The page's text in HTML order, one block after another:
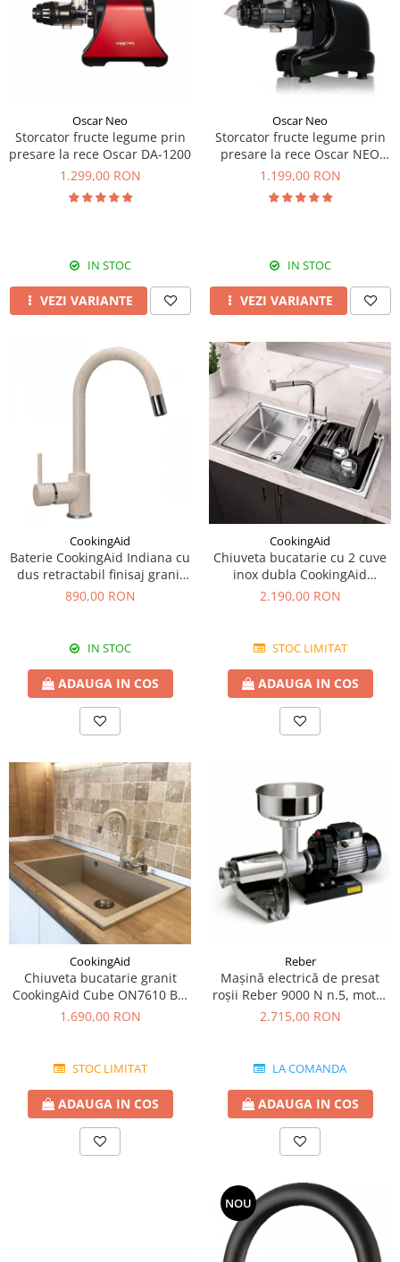
chiuvete
Accesorii chiuvete bucatarie
Gratar protectie chiuveta
Tocatoare lemn si sticla
Sisteme de scurgere si cleme
Tavita scurgere vase/legume/fructe
Dispenser detergent
Rasnite de cafea
Roboti de bucatarie
Combine frigorifice
Espressoare cafea
Aparate de gatit-aragazuri
Seturi Electrocasnice
Termostate si senzori Livolo
Sonerii electrice
Construieste singur
Panouri si rame
Oscar Neo
Storcator fructe legume prin
presare la rece Oscar DA-1200
1.299,00 RON
IN STOC
VEZI VARIANTE
Oscar Neo
Storcator fructe legume prin
presare la rece Oscar NEO
DA1000
1.199,00 RON
IN STOC
VEZI VARIANTE
CookingAid
Baterie CookingAid Indiana cu
dus retractabil finisaj granit
Bej Pigmentat / Avena
890,00 RON
IN STOC
ADAUGA IN COS
CookingAid
Chiuveta bucatarie cu 2 cuve
inox dubla CookingAid
FUSION 86BB
2.190,00 RON
STOC LIMITAT
ADAUGA IN COS
CookingAid
Chiuveta bucatarie granit
CookingAid Cube ON7610 Bej
Pigmentat / Avena + accesorii
1.690,00 RON
STOC LIMITAT
ADAUGA IN COS
Reber
Mașină electrică de presat
roşii Reber 9000 N n.5, motor
prin inducție de 600W,
2.715,00 RON
LA COMANDA
ADAUGA IN COS
NOU